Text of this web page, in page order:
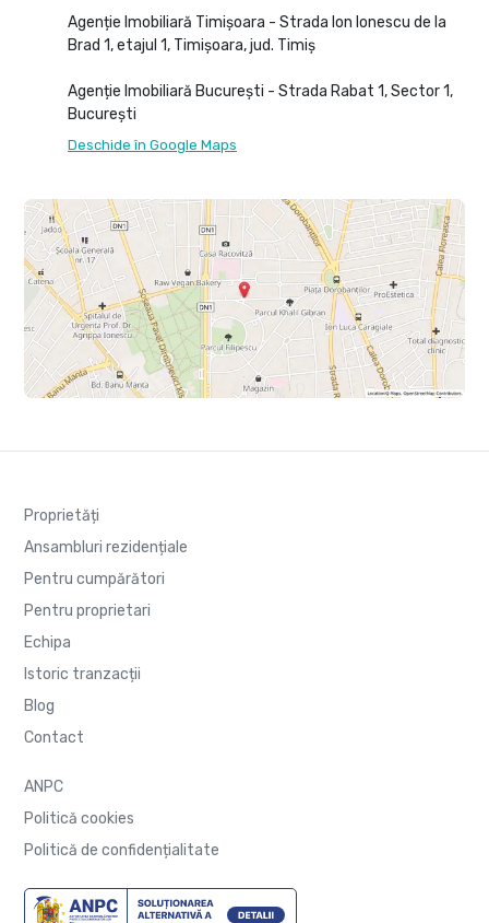
Agenție Imobiliară Timișoara - Strada Ion Ionescu de la
Brad 1, etajul 1, Timișoara, jud. Timiș
Agenție Imobiliară București - Strada Rabat 1, Sector 1,
București
Deschide în Google Maps
Proprietăți
Ansambluri rezidențiale
Pentru cumpărători
Pentru proprietari
Echipa
Istoric tranzacții
Blog
Contact
ANPC
Politică cookies
Politică de confidențialitate